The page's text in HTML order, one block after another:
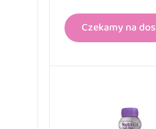
Czekamy na